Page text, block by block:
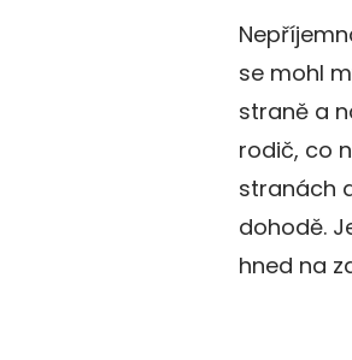
se mohl
straně a
rodič, co
stranách
dohodě.
hned na